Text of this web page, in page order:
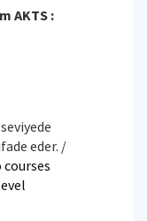
AKTS :
eder. /